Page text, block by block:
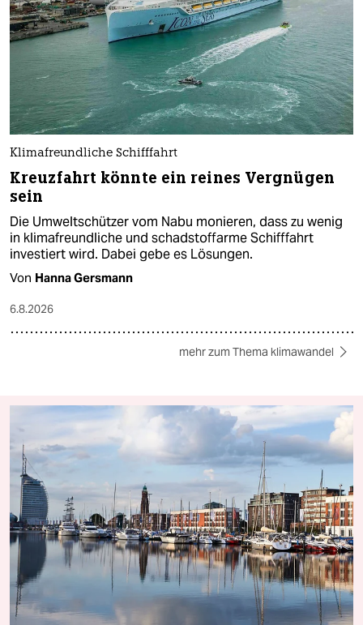
Klimafreundliche Schifffahrt
Kreuzfahrt könnte ein reines Vergnügen
sein
Die Umweltschützer vom Nabu monieren, dass zu wenig
in klimafreundliche und schadstoffarme Schifffahrt
investiert wird. Dabei gebe es Lösungen.
Von Hanna Gersmann
6.8.2026
mehr zum Thema klimawandel